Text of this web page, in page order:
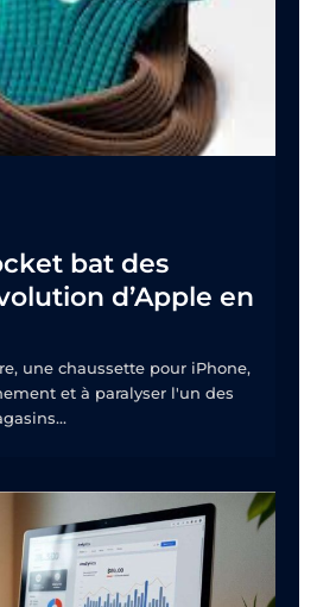
bat des
d’Apple en
une chaussette pour iPhone,
et à paralyser l'un des